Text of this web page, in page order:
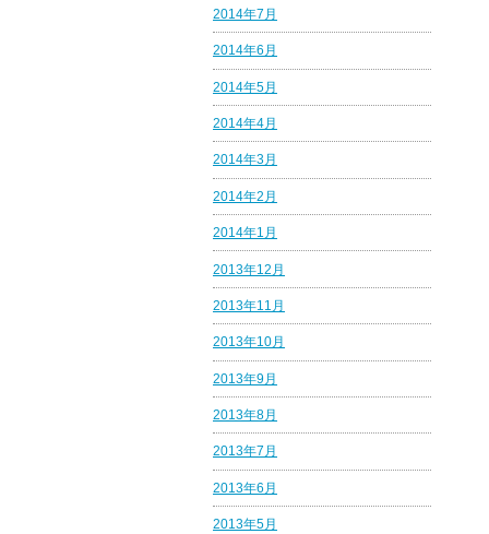
2014年7月
2014年6月
2014年5月
2014年4月
2014年3月
2014年2月
2014年1月
2013年12月
2013年11月
2013年10月
2013年9月
2013年8月
2013年7月
2013年6月
2013年5月